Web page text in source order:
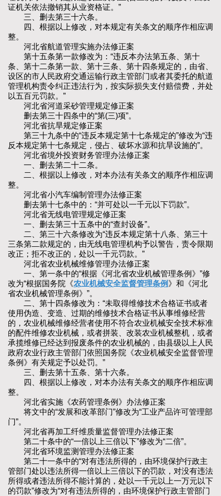
证机关依法撤销其从业资格证。”
三、删去第三十六条。
四、根据以上修改，对本规定有关条文的顺序作相应调
整。
河北省航道管理实施办法修正案
第十五条第一款修改为：“违反本办法第五条、第十
条、第十二条第一款、第十三条、第十四条规定的，由省、
设区的市人民政府交通运输行政主管部门或者其委托的航道
管理机构责令纠正违法行为，按实际损失支付赔偿费，并处
以五百元罚款。”
河北省河道采砂管理规定修正案
删去第三十四条中的“第(三)项”。
河北省抗旱规定修正案
第三十九条中的“违反本规定第十七条规定的”修改为“违
反本规定第十七条规定，侵占、破坏水源和抗旱设施的”。
河北省境外投资财务管理办法修正案
一、删去第二十二条。
二、根据以上修改，对本办法有关条文的顺序作相应调
整。
河北省小汽车编制管理办法修正案
删去第十七条中的：“并可处以一千元以下罚款”。
河北省无线电管理规定修正案
一、删去第三十五条中的“查封设备”。
二、第三十六条修改为“违反本规定第十八条、第三十
三条第二款规定的，由无线电管理机构予以警告，责令限期
改正；拒不改正的，处以一千元罚款。”
河北省农业机械维修管理办法修正案
一、第一条中的“根据《河北省农业机械管理条例》”修
改为“根据国务院《农业机械安全监督管理条例 》和《河北
省农业机械管理条例》”。
二、第十四条修改为：“未取得维修技术合格证书或者
使用伪造、变造、过期的维修技术合格证书从事维修经营
的，农业机械维修经营者使用不符合农业机械安全技术标准
的配件维修农业机械，或者拼装、改装农业机械整机，或者
承揽维修已经达到报废条件的农业机械的，由县级以上人民
政府农业行政主管部门依照国务院《农业机械安全监督管理
条例》有关规定予以处罚。”
三、删去第十五条、第十六条。
四、根据以上修改，对本办法有关条文的顺序作相应调
整。
河北省实施《农药管理条例》办法修正案
将文中的“发展和改革部门”修改为“工业产品许可管理部
门”。
河北省再加工纤维质量监督管理办法修正案
第二十条中的“一倍以上三倍以下”修改为“二倍”。
河北省环境监测管理办法修正案
第二十一条中的“对有违法所得的，由环境保护行政主
管部门处以违法所得一倍以上三倍以下的罚款，对没有违法
所得或者违法所得不能计算的，处以一千元以上一万元以下
的罚款”修改为“对有违法所得的，由环境保护行政主管部门